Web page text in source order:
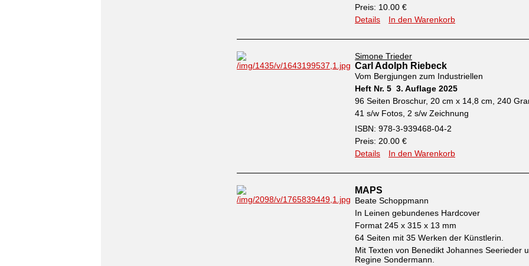
Preis: 10.00 €
Details
In den Warenkorb
Simone Trieder
Carl Adolph Riebeck
Vom Bergjungen zum Industriellen
Heft Nr. 5 3. Auflage 2025
96 Seiten Broschur, 20 cm x 14,8 cm, 240
41 s/w Fotos, 2 s/w Zeichnung
ISBN: 978-3-939468-04-2
Preis: 20.00 €
Details
In den Warenkorb
MAPS
Beate Schoppmann
In Leinen gebundenes Hardcover
Format 245 x 315 x 13 mm
64 Seiten mit 35 Werken der Künstlerin.
Mit Texten von Benedikt Johannes Seerieder
Regine Sondermann.